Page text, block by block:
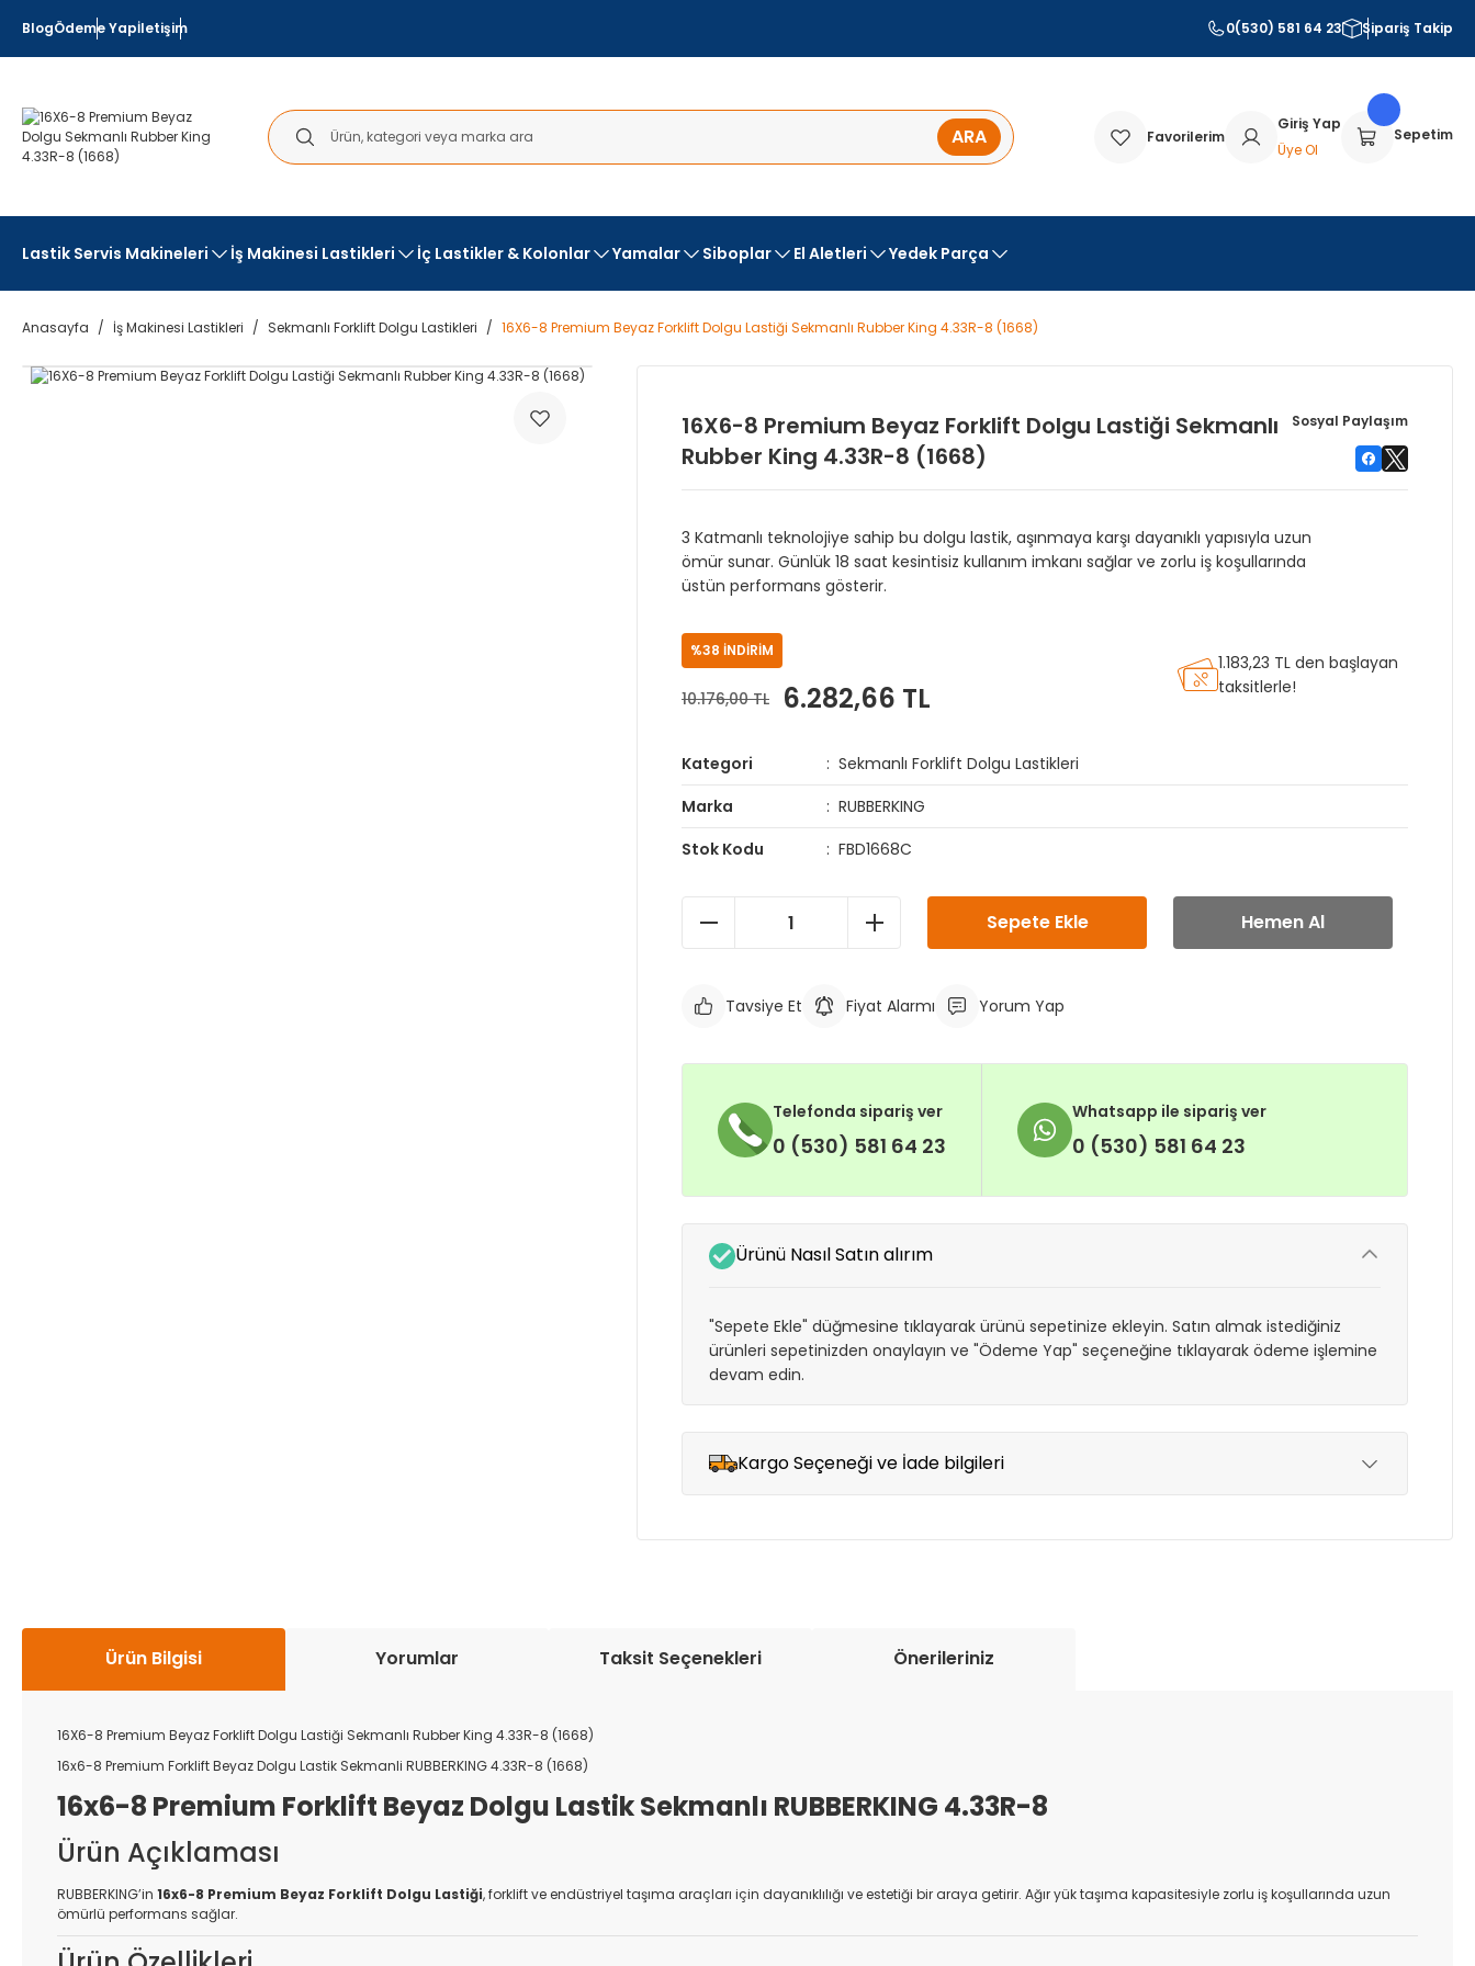
BlogÖdeme Yapİletişim 0(530) 581 64 23 Sipariş Takip
ARA Favorilerim
Giriş Yap
Üye Ol
Sepetim
Lastik Servis Makineleri İş Makinesi Lastikleri İç Lastikler & Kolonlar Yamalar Siboplar El Aletleri Yedek Parça
Anasayfa İş Makinesi Lastikleri Sekmanlı Forklift Dolgu Lastikleri 16X6-8 Premium Beyaz Forklift Dolgu Lastiği Sekmanlı Rubber King 4.33R-8 (1668)
16X6-8 Premium Beyaz Forklift Dolgu Lastiği Sekmanlı
Rubber King 4.33R-8 (1668)
Sosyal Paylaşım
3 Katmanlı teknolojiye sahip bu dolgu lastik, aşınmaya karşı dayanıklı yapısıyla uzun
ömür sunar. Günlük 18 saat kesintisiz kullanım imkanı sağlar ve zorlu iş koşullarında
üstün performans gösterir.
%38 İNDİRİM
10.176,00 TL 6.282,66 TL
1.183,23 TL den başlayan
taksitlerle!
Kategori
Sekmanlı Forklift Dolgu Lastikleri
Marka
RUBBERKING
Stok Kodu
FBD1668C
Sepete Ekle Hemen Al
Tavsiye Et Fiyat Alarmı Yorum Yap
Telefonda sipariş ver
0 (530) 581 64 23
Whatsapp ile sipariş ver
0 (530) 581 64 23
Ürünü Nasıl Satın alırım
"Sepete Ekle" düğmesine tıklayarak ürünü sepetinize ekleyin. Satın almak istediğiniz
ürünleri sepetinizden onaylayın ve "Ödeme Yap" seçeneğine tıklayarak ödeme işlemine
devam edin.
Kargo Seçeneği ve İade bilgileri
Ürün Bilgisi Yorumlar Taksit Seçenekleri Önerileriniz
16X6-8 Premium Beyaz Forklift Dolgu Lastiği Sekmanlı Rubber King 4.33R-8 (1668)
16x6-8 Premium Forklift Beyaz Dolgu Lastik Sekmanli RUBBERKING 4.33R-8 (1668)
16x6-8 Premium Forklift Beyaz Dolgu Lastik Sekmanlı RUBBERKING 4.33R-8
Ürün Açıklaması
RUBBERKING’in 16x6-8 Premium Beyaz Forklift Dolgu Lastiği, forklift ve endüstriyel taşıma araçları için dayanıklılığı ve estetiği bir araya getirir. Ağır yük taşıma kapasitesiyle zorlu iş koşullarında uzun
ömürlü performans sağlar.